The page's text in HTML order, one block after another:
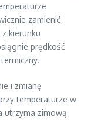
zamienić
kierunku
prędkość
i zmianę
temperaturze w
utrzyma zimową